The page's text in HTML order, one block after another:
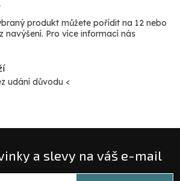
produkt můžete pořídit na 12 nebo
navýšení. Pro více informací nás
udání důvodu <
a slevy na váš e-mail